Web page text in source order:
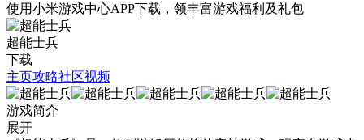
使用小米游戏中心APP下载 ，领丰富游戏福利 及礼包
超能士兵
下载
主页攻略社区视频
游戏简介
展开